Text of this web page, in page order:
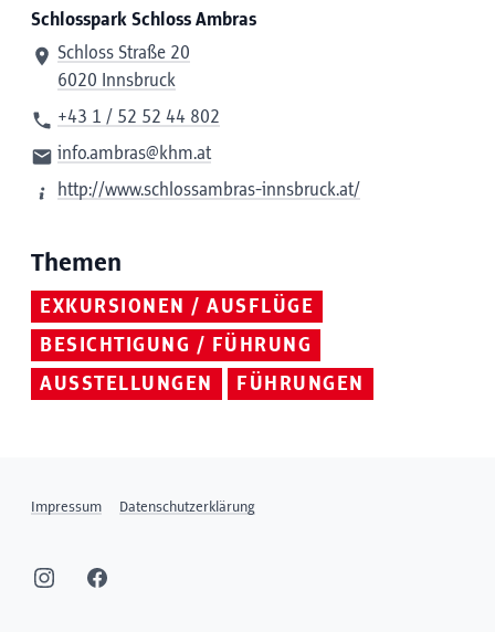
Schlosspark Schloss Ambras
Schloss Straße 20
6020 Innsbruck
+43 1 / 52 52 44 802
info.ambras@khm.at
http://www.schlossambras-innsbruck.at/
Themen
EXKURSIONEN / AUSFLÜGE
BESICHTIGUNG / FÜHRUNG
AUSSTELLUNGEN
FÜHRUNGEN
Impressum Datenschutzerklärung